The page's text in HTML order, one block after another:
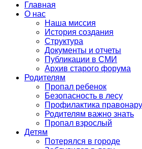
Главная
О нас
Наша миссия
История создания
Структура
Документы и отчеты
Публикации в СМИ
Архив старого форума
Родителям
Пропал ребенок
Безопасность в лесу
Профилактика
Родителям важно знать
Пропал взрослый
Детям
Потерялся в городе